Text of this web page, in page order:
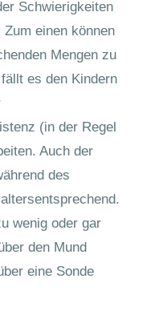
Schwierigkeiten
einen können
Mengen zu
es den Kindern
(in der Regel
Auch der
des
wenig oder gar
den Mund
eine Sonde